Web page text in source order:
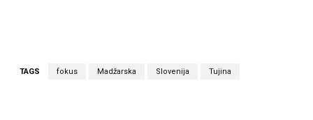
TAGS fokus Madžarska Slovenija Tujina